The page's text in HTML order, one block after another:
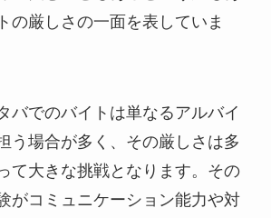
の厳しさの一面を表していま
バでのバイトは単なるアルバイ
う場合が多く、その厳しさは多
て大きな挑戦となります。その
がコミュニケーション能力や対